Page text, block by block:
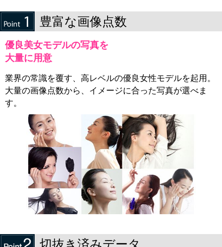
豊富な画像点数
優良美女モデルの写真を
大量に用意
業界の常識を覆す、高レベルの優良女性モデルを起用。
大量の画像点数から、イメージに合った写真が選べま
す。
切抜き済みデータ